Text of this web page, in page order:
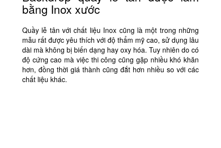
bằng Inox xước
Quầy lễ tân với chất liệu Inox cũng là một trong những
mẫu rất được yêu thích với độ thẩm mỹ cao, sử dụng lâu
dài mà không bị biến dạng hay oxy hóa. Tuy nhiên do có
độ cứng cao mà việc thi công cũng gặp nhiều khó khăn
hơn, đồng thời giá thành cũng đắt hơn nhiều so với các
chất liệu khác.